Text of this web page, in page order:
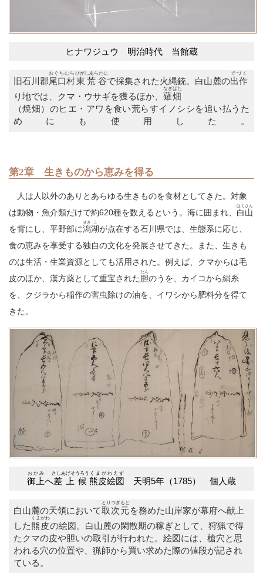
ヒナワジュウ 明治時代 当館蔵
旧石川郡尾口村
おぐちむら
東荒谷
ひがしあらたに
で採集された火縄銃。白山麓の出作
でづく
り地では、クマ・ウサギを獲るほか、 薙
なぎ
畑
ばた
（焼畑）のヒエ・アワを食い荒らすイノシシを追い払うた
めにも使用した。
第2章 生きものから恵みを得る
人は人以外のありとあらゆる生きものを食材としてきた。対象
は動物・魚介類だけで約620種を数えるという。海に囲まれ、 白山
はくさん
を背にし、平野部に潟
せき
湖
こ
が点在する石川県では、生態系に応じ、
食の恵みを享受する独自の文化を発展させてきた。また、生きも
のは生活・生業資源としても活用された。例えば、クマからは毛
皮のほか、漢方薬として重宝された胆
たん
のうを、カイコから絹糸
を、クジラから稲作の害虫除けの油を、イワシから肥料分を得て
きた。
御上
おかみ
へ差上候
さしあげそうろう
熊皮絵図
くまがわえず
天明5年（1785） 個人蔵
白山麓の天領において取次元
とりつぎもと
を務めた山岸家が幕府へ献上
した熊皮
くまがわ
の絵図。白山麓の閑散期の稼ぎとして、狩猟で得
たクマの皮や胆いの取引が行われた。絵図には、槍穴と思
われる穴の位置や、猟師から買い求めた際の値段が記され
ている。